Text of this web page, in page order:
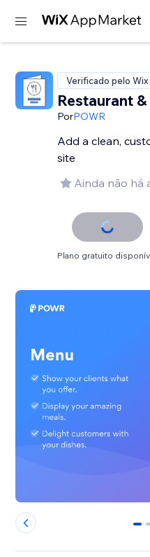
Verificado pelo Wix
Restaurant
PorPOWR
Add a clean,
site
Ainda não há
Plano gratuito
0